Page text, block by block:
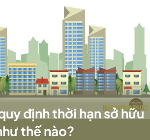
định thời hạn sở hữu
thế nào?